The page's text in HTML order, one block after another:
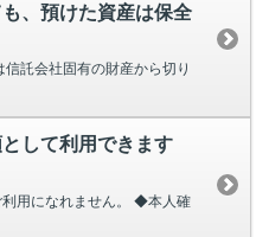
、預けた資産は保全
託会社固有の財産から切り
して利用できます
用になれません。 ◆本人確